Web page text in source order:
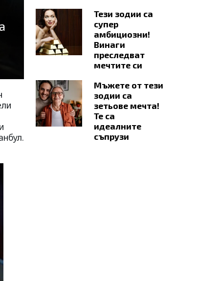
Тези зодии са
супер
амбициозни!
Винаги
преследват
мечтите си
Мъжете от тези
зодии са
зетьове мечта!
Те са
идеалните
съпрузи